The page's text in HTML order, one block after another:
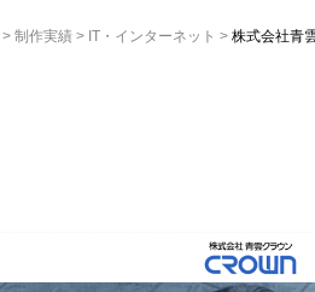
制作実績 IT・インターネット 株式会社青